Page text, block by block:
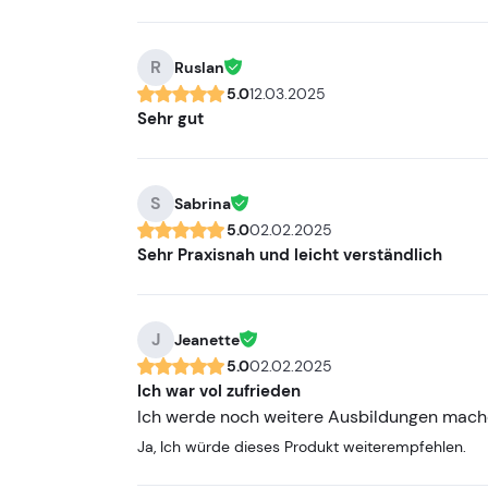
R
Ruslan
5.012.03.2025
Sehr gut
S
Sabrina
5.002.02.2025
Sehr Praxisnah und leicht verständlich
J
Jeanette
5.002.02.2025
Ich war vol zufrieden
Ich werde noch weitere Ausbildungen
Ja, Ich würde dieses Produkt weiterempfehlen.